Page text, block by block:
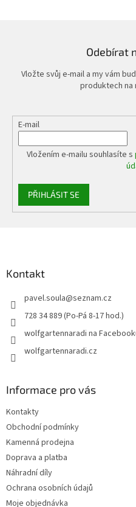
Odebírat
Vložte svůj e-mail a my vám
produktech na
E-mail
Vložením e-mailu souhlasíte s
PŘIHLÁSIT SE
Kontakt
pavel.soula@seznam.cz
728 34 889 (Po-Pá 8-17 hod.)
wolfgartennaradi na
wolfgartennaradi.cz
Informace pro vás
Kontakty
Obchodní podmínky
Kamenná prodejna
Doprava a platba
Náhradní díly
Ochrana osobních údajů
Moje objednávka